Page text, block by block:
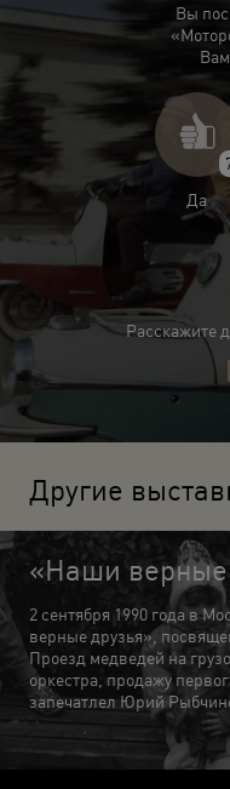
Вы
Да
Расскажите
Другие
«Наши верные
2 сентября 1990 года в
верные друзья»,
Проезд медведей на
оркестра, продажу
запечатлел Юрий